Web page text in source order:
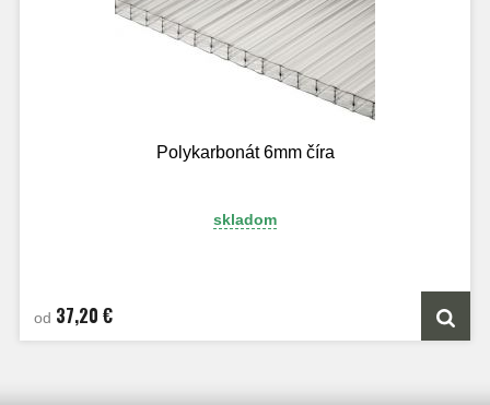
Polykarbonát 6mm číra
skladom
od 37,20 €